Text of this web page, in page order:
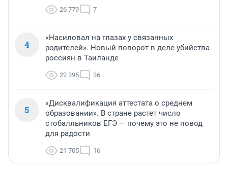
26 779 7
4
«Насиловал на глазах у связанных
родителей». Новый поворот в деле убийства
россиян в Таиланде
22 395 36
5
«Дисквалификация аттестата о среднем
образовании». В стране растет число
стобалльников ЕГЭ — почему это не повод
для радости
21 705 16